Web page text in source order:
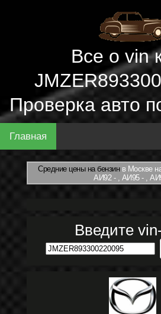
Все о vin
Проверка авто
Главная
Средние цены на бензинв Москве
АИ92 - , АИ95 - ,
Введите